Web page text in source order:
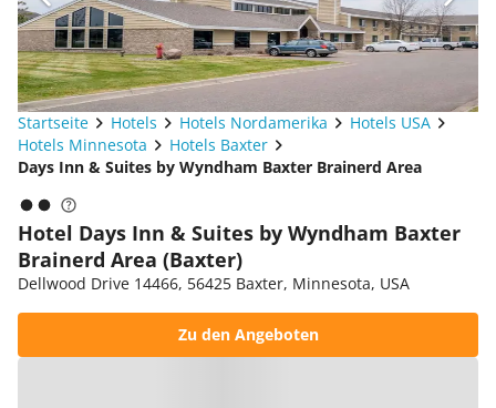
Startseite Hotels Hotels Nordamerika
Hotels USA
Hotels Minnesota
Hotels Baxter
Days Inn & Suites by Wyndham Baxter Brainerd Area
Hotel Days Inn & Suites by Wyndham Baxter
Brainerd Area (Baxter)
Dellwood Drive 14466, 56425 Baxter, Minnesota, USA
Zu den Angeboten